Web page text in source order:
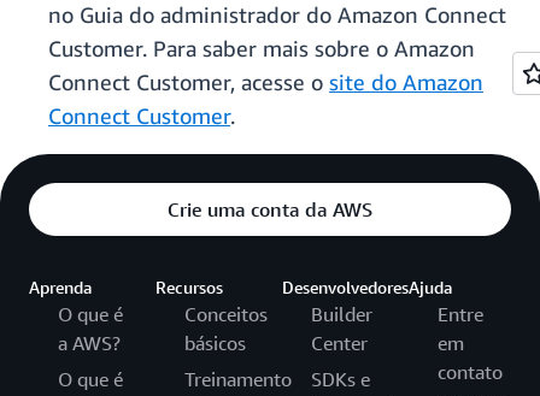
no Guia do administrador do Amazon Connect
Customer. Para saber mais sobre o Amazon
Connect Customer, acesse o site do Amazon
Connect Customer.
Crie uma conta da AWS
Aprenda
O que é
a AWS?
O que é
Recursos
Conceitos
básicos
Treinamento
Desenvolvedores
Builder
Center
SDKs e
Ajuda
Entre
em
contato